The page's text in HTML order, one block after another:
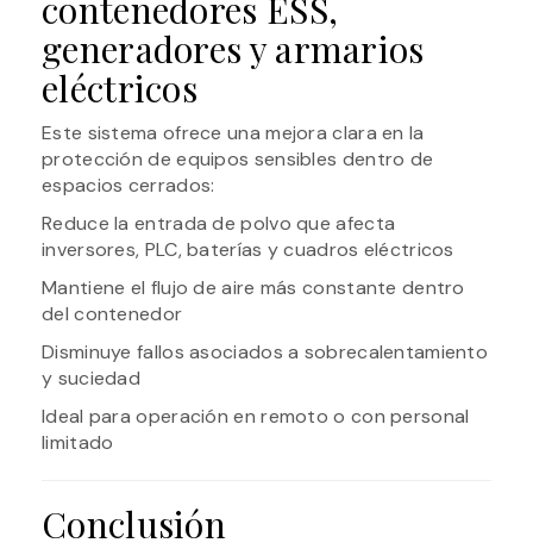
generadores y armarios
eléctricos
Este sistema ofrece una mejora clara en la
protección de equipos sensibles dentro de
espacios cerrados:
Reduce la entrada de polvo que afecta
inversores, PLC, baterías y cuadros eléctricos
Mantiene el flujo de aire más constante dentro
del contenedor
Disminuye fallos asociados a sobrecalentamiento
y suciedad
Ideal para operación en remoto o con personal
limitado
Conclusión